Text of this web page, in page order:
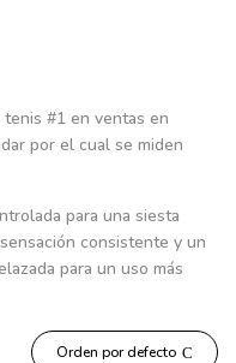
#1 en ventas en
por el cual se miden
para una siesta
consistente y un
para un uso más
Orden por defecto